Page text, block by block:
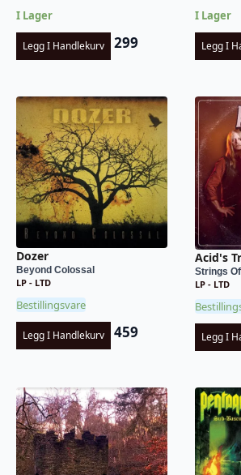
I Lager
Legg I Handlekurv 299
I Lager
Legg I
Dozer
Beyond Colossal
LP - LTD
Bestillingsvare
Legg I Handlekurv 459
Acid's
Strings
LP - LTD
Legg I